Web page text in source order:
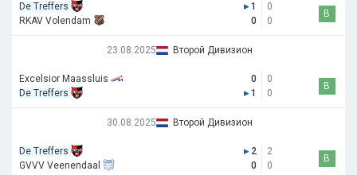
De Treffers
RKAV Volendam
▸1
0
0
0
В
23.08.2025 Второй Дивизион
Excelsior Maassluis
De Treffers
0
▸1
0
0
В
30.08.2025 Второй Дивизион
De Treffers
GVVV Veenendaal
▸ 2
0
2
0
В